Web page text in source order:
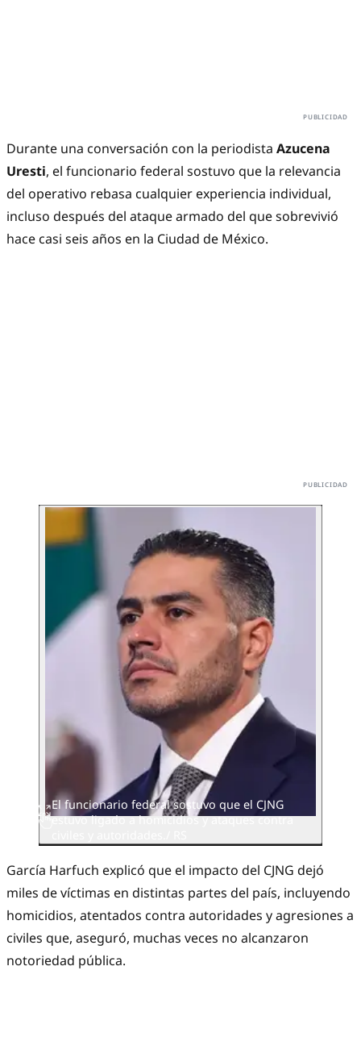
Durante una conversación con la periodista Azucena
Uresti, el funcionario federal sostuvo que la relevancia
del operativo rebasa cualquier experiencia individual,
incluso después del ataque armado del que sobrevivió
hace casi seis años en la Ciudad de México.
El funcionario federal sostuvo que el CJNG
estuvo ligado a homicidios y ataques contra
García Harfuch explicó que el impacto del CJNG dejó
miles de víctimas en distintas partes del país, incluyendo
homicidios, atentados contra autoridades y agresiones a
civiles que, aseguró, muchas veces no alcanzaron
notoriedad pública.